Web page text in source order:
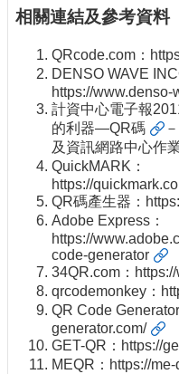
相關連結及參考資料
QRcode.com：
DENSO WAVE
https://www.denso-
計資中心電子報
的利器—QR碼
及資訊網路中心作
QuickMARK：
https://
QR碼產生器：
Adobe Express：
https://
code-generator
34QR.com：
qrcodemonkey：
QR Code Generator
generator.com/
GET-QR： https://
MEQR： https://